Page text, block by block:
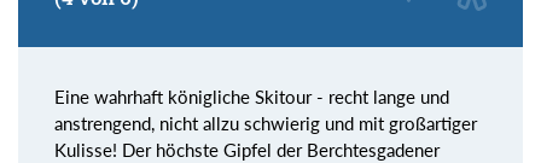
Eine wahrhaft königliche Skitour - recht lange und
anstrengend, nicht allzu schwierig und mit großartiger
Kulisse! Der höchste Gipfel der Berchtesgadener